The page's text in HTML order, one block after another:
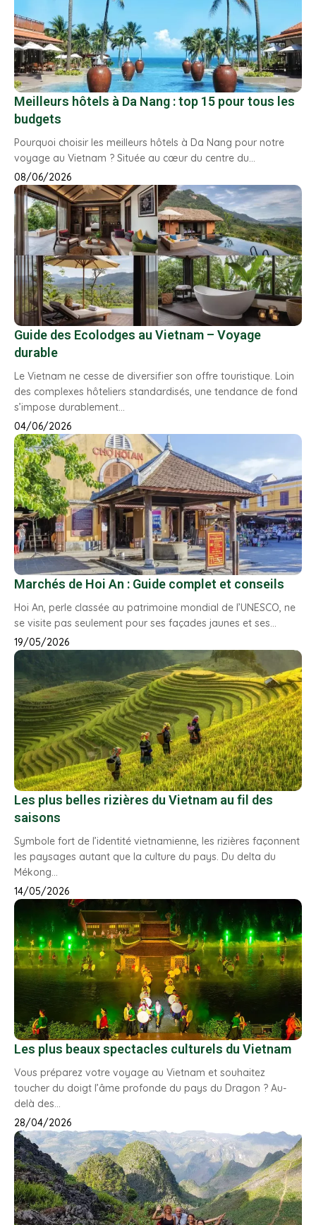
Meilleurs hôtels à Da Nang : top 15 pour tous les
budgets
Pourquoi choisir les meilleurs hôtels à Da Nang pour notre
voyage au Vietnam ? Située au cœur du centre du…
08/06/2026
Guide des Ecolodges au Vietnam – Voyage
durable
Le Vietnam ne cesse de diversifier son offre touristique. Loin
des complexes hôteliers standardisés, une tendance de fond
s’impose durablement…
04/06/2026
Marchés de Hoi An : Guide complet et conseils
Hoi An, perle classée au patrimoine mondial de l’UNESCO, ne
se visite pas seulement pour ses façades jaunes et ses…
19/05/2026
Les plus belles rizières du Vietnam au fil des
saisons
Symbole fort de l’identité vietnamienne, les rizières façonnent
les paysages autant que la culture du pays. Du delta du
Mékong…
14/05/2026
Les plus beaux spectacles culturels du Vietnam
Vous préparez votre voyage au Vietnam et souhaitez
toucher du doigt l’âme profonde du pays du Dragon ? Au-
delà des…
28/04/2026